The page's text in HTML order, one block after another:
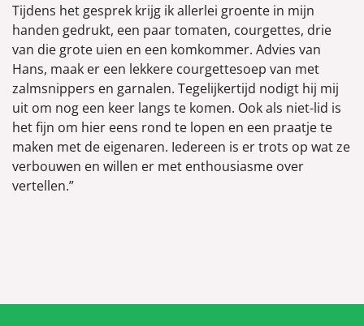
Tijdens het gesprek krijg ik allerlei groente in mijn
handen gedrukt, een paar tomaten, courgettes, drie
van die grote uien en een komkommer. Advies van
Hans, maak er een lekkere courgettesoep van met
zalmsnippers en garnalen. Tegelijkertijd nodigt hij mij
uit om nog een keer langs te komen. Ook als niet-lid is
het fijn om hier eens rond te lopen en een praatje te
maken met de eigenaren. Iedereen is er trots op wat ze
verbouwen en willen er met enthousiasme over
vertellen.”